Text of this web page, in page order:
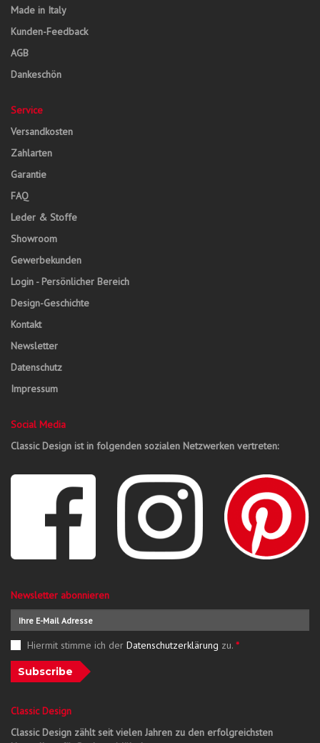
Made in Italy
Kunden-Feedback
AGB
Dankeschön
Service
Versandkosten
Zahlarten
Garantie
FAQ
Leder & Stoffe
Showroom
Gewerbekunden
Login - Persönlicher Bereich
Design-Geschichte
Kontakt
Newsletter
Datenschutz
Impressum
Social Media
Classic Design ist in folgenden sozialen Netzwerken vertreten:
Newsletter abonnieren
Hiermit stimme ich der Datenschutzerklärung zu. *
Subscribe
Classic Design
Classic Design zählt seit vielen Jahren zu den erfolgreichsten